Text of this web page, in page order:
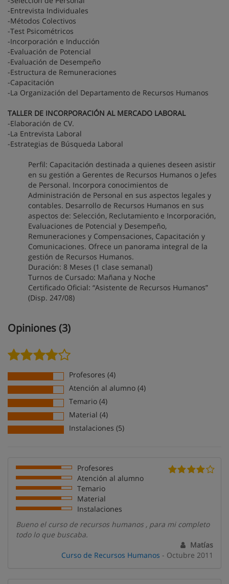
-Entrevista Individuales
-Métodos Colectivos
-Test Psicométricos
-Incorporación e Inducción
-Evaluación de Potencial
-Evaluación de Desempeño
-Estructura de Remuneraciones
-Capacitación
-La Organización del Departamento de Recursos Humanos
TALLER DE INCORPORACIÓN AL MERCADO LABORAL
-Elaboración de CV.
-La Entrevista Laboral
-Estrategias de Búsqueda Laboral
Perfil: Capacitación destinada a quienes deseen asistir
en su gestión a Gerentes de Recursos Humanos o Jefes
de Personal. Incorpora conocimientos de
Administración de Personal en sus aspectos legales y
contables. Desarrollo de Recursos Humanos en sus
aspectos de: Selección, Reclutamiento e Incorporación,
Evaluaciones de Potencial y Desempeño,
Remuneraciones y Compensaciones, Capacitación y
Comunicaciones. Ofrece un panorama integral de la
gestión de Recursos Humanos.
Duración: 8 Meses (1 clase semanal)
Turnos de Cursado: Mañana y Noche
Certificado Oficial: “Asistente de Recursos Humanos”
(Disp. 247/08)
Opiniones (3)
Profesores (4)
Atención al alumno (4)
Temario (4)
Material (4)
Instalaciones (5)
Profesores
Atención al alumno
Temario
Material
Instalaciones
Bueno el curso de recursos humanos , para mi completo
todo lo que buscaba.
Matías
Curso de Recursos Humanos - Octubre 2011